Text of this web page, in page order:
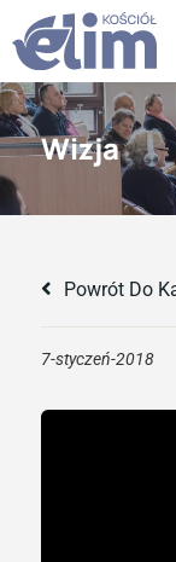
Wizja
Powrót Do
7-styczeń-2018